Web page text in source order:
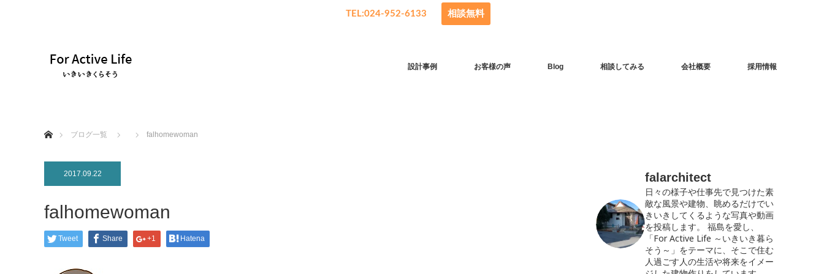
TEL:024-952-6133 相談無料
設計事例 お客様の声 Blog 相談してみる 会社概要 採用情報
ブログ一覧
falhomewoman
2017.09.22
falhomewoman
Tweet Share +1 Hatena
falarchitect
日々の様子や仕事先で見つけた素
敵な風景や建物、眺めるだけでい
きいきしてくるような写真や動画
を投稿します。
福島を愛し、
「For Active Life ～いきいき暮ら
そう～」をテーマに、そこで住む
人過ごす人の生活や将来をイメー